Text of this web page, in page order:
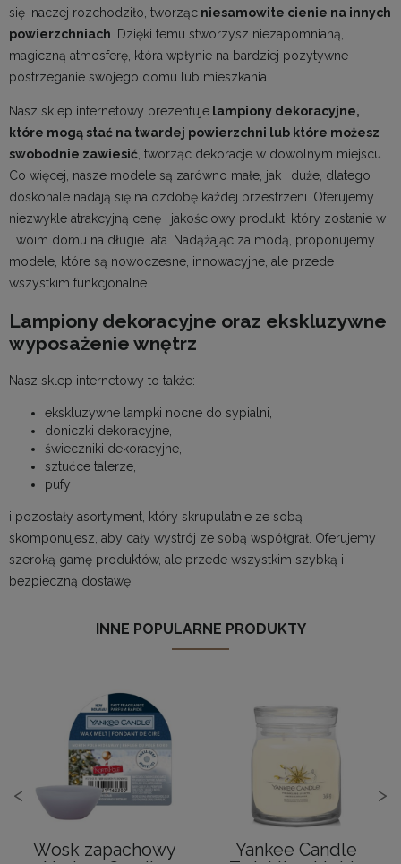
się inaczej rozchodziło, tworząc niesamowite cienie na innych
powierzchniach. Dzięki temu stworzysz niezapomnianą,
magiczną atmosferę, która wpłynie na bardziej pozytywne
postrzeganie swojego domu lub mieszkania.
Nasz sklep internetowy prezentuje lampiony dekoracyjne,
które mogą stać na twardej powierzchni lub które możesz
swobodnie zawiesić, tworząc dekoracje w dowolnym miejscu.
Co więcej, nasze modele są zarówno małe, jak i duże, dlatego
doskonale nadają się na ozdobę każdej przestrzeni. Oferujemy
niezwykle atrakcyjną cenę i jakościowy produkt, który zostanie w
Twoim domu na długie lata. Nadążając za modą, proponujemy
modele, które są nowoczesne, innowacyjne, ale przede
wszystkim funkcjonalne.
Lampiony dekoracyjne oraz ekskluzywne
wyposażenie wnętrz
Nasz sklep internetowy to także:
ekskluzywne lampki nocne do sypialni,
doniczki dekoracyjne,
świeczniki dekoracyjne,
sztućce talerze,
pufy
i pozostały asortyment, który skrupulatnie ze sobą
skomponujesz, aby cały wystrój ze sobą współgrał. Oferujemy
szeroką gamę produktów, ale przede wszystkim szybką i
bezpieczną dostawę.
INNE POPULARNE PRODUKTY
<
Wosk zapachowy
Yankee Candle
>